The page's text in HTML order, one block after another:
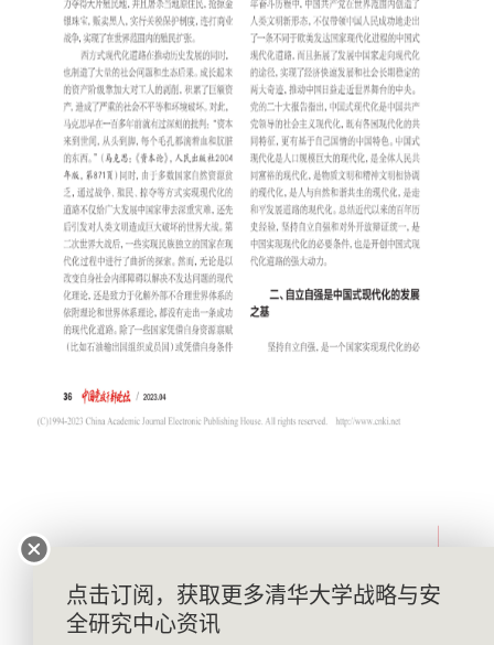
点击订阅，获取更多清华大学战略与安
全研究中心资讯